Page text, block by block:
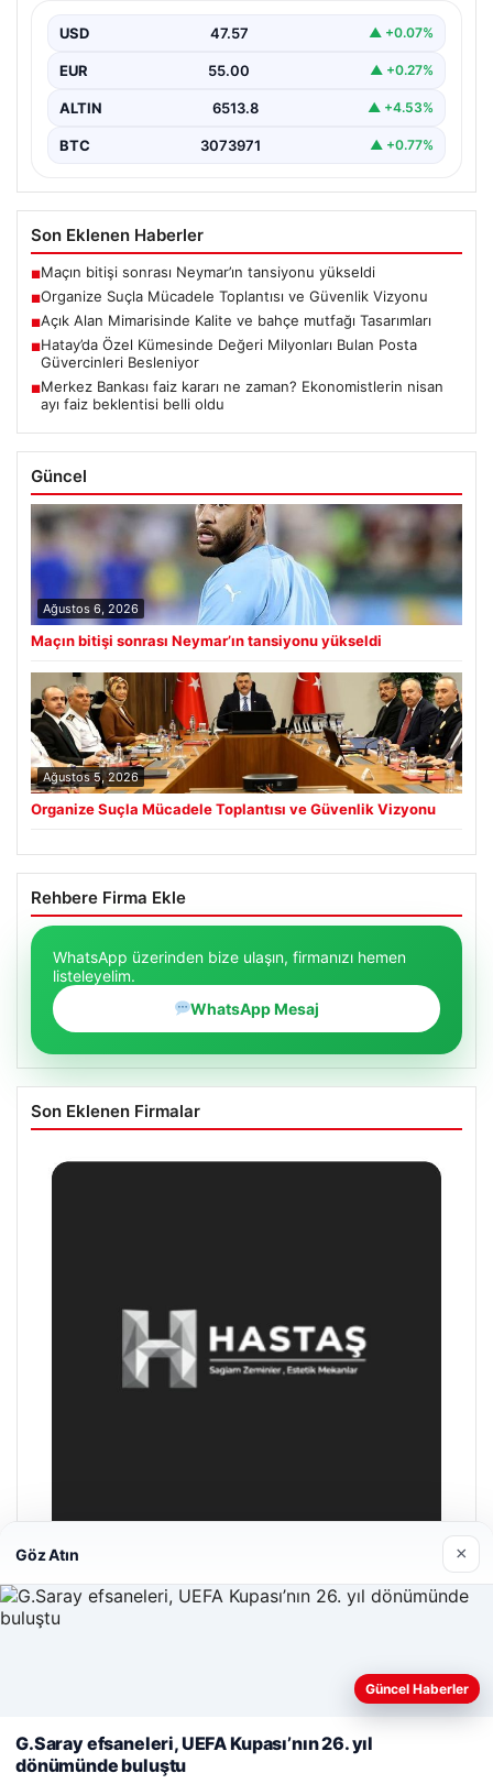
mücadele alanında yeni bir dönemi başlatmak amacıyla
önemli…
USD 47.57 ▲ +0.07%
EUR 55.00 ▲ +0.27%
ALTIN 6513.8 ▲ +4.53%
BTC 3073971 ▲ +0.77%
Son Eklenen Haberler
■Maçın bitişi sonrası Neymar’ın tansiyonu yükseldi
■Organize Suçla Mücadele Toplantısı ve Güvenlik Vizyonu
■Açık Alan Mimarisinde Kalite ve bahçe mutfağı Tasarımları
■Hatay’da Özel Kümesinde Değeri Milyonları Bulan Posta
Güvercinleri Besleniyor
■Merkez Bankası faiz kararı ne zaman? Ekonomistlerin nisan
ayı faiz beklentisi belli oldu
Güncel
Ağustos 6, 2026
Maçın bitişi sonrası Neymar’ın tansiyonu yükseldi
Ağustos 5, 2026
Organize Suçla Mücadele Toplantısı ve Güvenlik Vizyonu
Rehbere Firma Ekle
WhatsApp üzerinden bize ulaşın, firmanızı hemen
listeleyelim.
WhatsApp Mesaj
Son Eklenen Firmalar
Enes Kaplan Avukatlık Bürosu
Nisan 28, 2026
Web sitemizi nasıl kullandığınızı daha iyi anlayabilmek,
kullanıyoruz.
Çerez Politikamız
Reddet Kabul Et
Göz Atın ×
Güncel Haberler
G.Saray efsaneleri, UEFA Kupası’nın 26. yıl
dönümünde buluştu